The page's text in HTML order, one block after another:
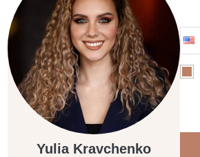
Yulia Kravchenko